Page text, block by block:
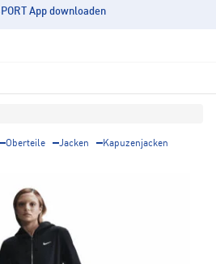
App downloaden
Oberteile Jacken Kapuzenjacken